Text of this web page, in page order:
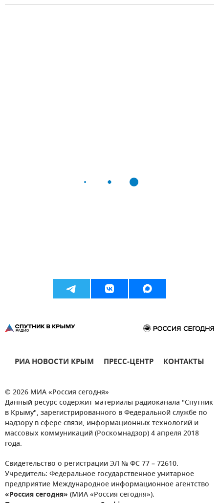
РИА НОВОСТИ КРЫМ ПРЕСС-ЦЕНТР КОНТАКТЫ
© 2026 МИА «Россия сегодня»
Данный ресурс содержит материалы радиоканала "Спутник
в Крыму", зарегистрированного в Федеральной службе по
надзору в сфере связи, информационных технологий и
массовых коммуникаций (Роскомнадзор) 4 апреля 2018
года.
Свидетельство о регистрации ЭЛ № ФС 77 – 72610.
Учредитель: Федеральное государственное унитарное
предприятие Международное информационное агентство
«Россия сегодня» (МИА «Россия сегодня»).